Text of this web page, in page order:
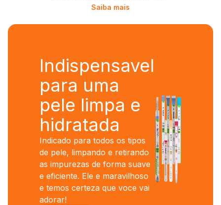
Saiba mais
Indispensavel
para uma
pele limpa e
hidratada
Indicado para todos os tipos
de pele, limpando e retirando
as impurezas de forma suave
e eficiente. Ele e maravilhoso
e temos certeza que voce vai
adorar!